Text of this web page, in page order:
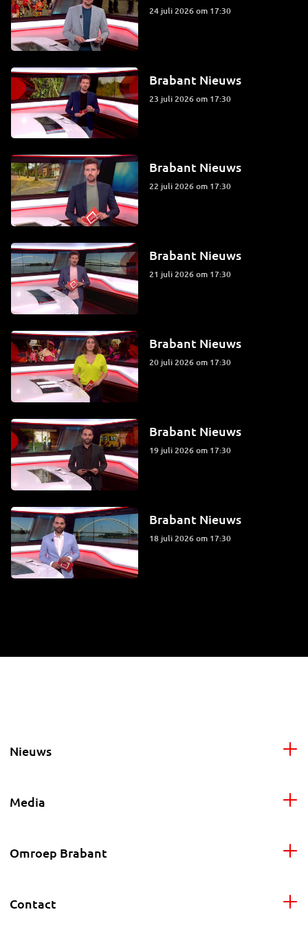
24 juli 2026 om 17:30
Brabant Nieuws
23 juli 2026 om 17:30
Brabant Nieuws
22 juli 2026 om 17:30
Brabant Nieuws
21 juli 2026 om 17:30
Brabant Nieuws
20 juli 2026 om 17:30
Brabant Nieuws
19 juli 2026 om 17:30
Brabant Nieuws
18 juli 2026 om 17:30
Nieuws
Media
Omroep Brabant
Contact